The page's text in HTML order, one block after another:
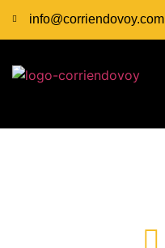
info@corriendovoy.com